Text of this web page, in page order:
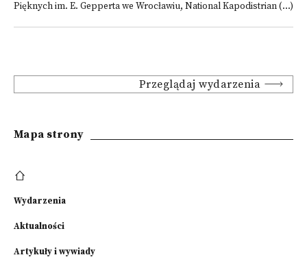
Pięknych im. E. Gepperta we Wrocławiu, National Kapodistrian (...)
Przeglądaj wydarzenia
Mapa strony
Wydarzenia
Aktualności
Artykuły i wywiady